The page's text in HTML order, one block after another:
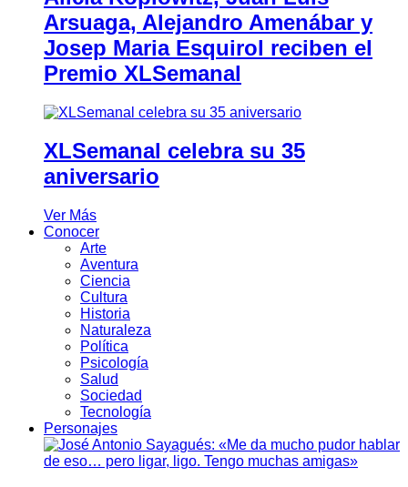
Arsuaga, Alejandro Amenábar y
Josep Maria Esquirol reciben el
Premio XLSemanal
XLSemanal celebra su 35
aniversario
Ver Más
Conocer
Arte
Aventura
Ciencia
Cultura
Historia
Naturaleza
Política
Psicología
Salud
Sociedad
Tecnología
Personajes